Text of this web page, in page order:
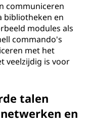
communiceren
bibliotheken en
modules als
commando's
met het
veelzijdig is voor
talen
en